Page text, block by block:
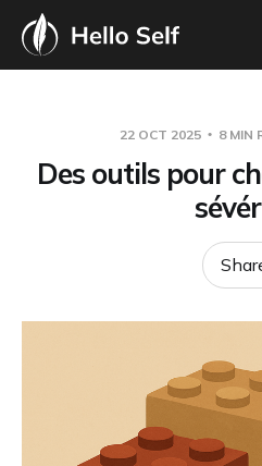
22 OCT 2025 8 MIN
Des outils pour